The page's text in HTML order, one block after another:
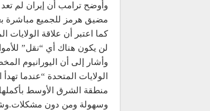
وأوضح ترامب أن إيران لم
مضيق هرمز للجميع مباشرة
كما اعتبر أن علاقة الولايات
لن يكون هناك أي “نقل”
وأشار إلى أن اليورانيوم
الولايات المتحدة “عندما
منطقة الشرق الأوسط
وسهولة ومن دون